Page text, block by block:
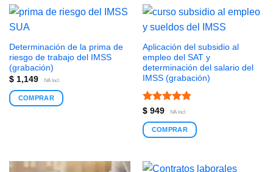
Determinación de la prima de
riesgo de trabajo del IMSS
(grabación)
$1,149 IVA Incl.
COMPRAR
Aplicación del subsidio al
empleo del SAT y
determinación del salario del
IMSS (grabación)
Valorado
con4.91
de 5
$949 IVA Incl.
COMPRAR